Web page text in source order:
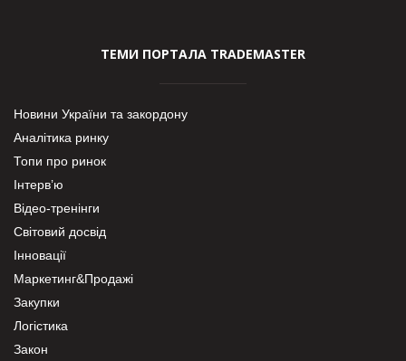
ТЕМИ ПОРТАЛА TRADEMASTER
Новини України та закордону
Аналітика ринку
Топи про ринок
Інтерв’ю
Відео-тренінги
Світовий досвід
Інновації
Маркетинг&Продажі
Закупки
Логістика
Закон